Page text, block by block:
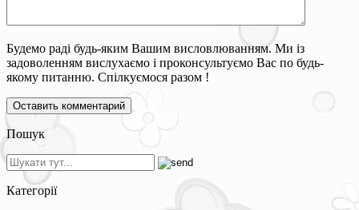
Будемо раді будь-яким Вашим висловлюванням. Ми із
задоволенням вислухаємо і проконсультуємо Вас по будь-
якому питанню. Спілкуємося разом !
Пошук
Категорії